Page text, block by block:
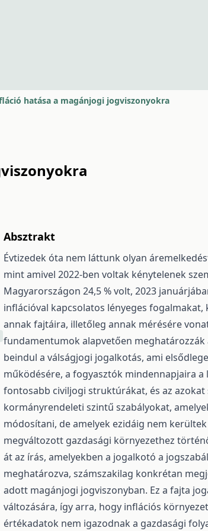
hatása a magánjogi jogviszonyokra
Absztrakt
Évtizedek óta nem láttunk olyan
mint amivel 2022-ben voltak kénytelenek
Magyarországon 24,5 % volt, 2023
inflációval kapcsolatos lényeges
annak fajtáira, illetőleg annak mérésére
fundamentumok alapvetően
beindul a válságjogi jogalkotás, ami
működésére, a fogyasztók mindennapjaira
fontosabb civiljogi struktúrákat, és az
kormányrendeleti szintű szabályokat,
módosítani, de amelyek ezidáig nem
megváltozott gazdasági környezethez
át az írás, amelyekben a jogalkotó a
meghatározva, számszakilag konkrétan
adott magánjogi jogviszonyban. Ez a fajta
változására, így arra, hogy inflációs
értékadatok nem igazodnak a gazdasági